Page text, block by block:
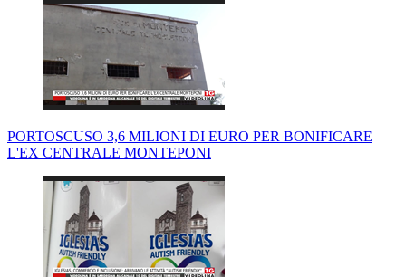
PORTOSCUSO 3,6 MILIONI DI EURO PER BONIFICARE
L'EX CENTRALE MONTEPONI